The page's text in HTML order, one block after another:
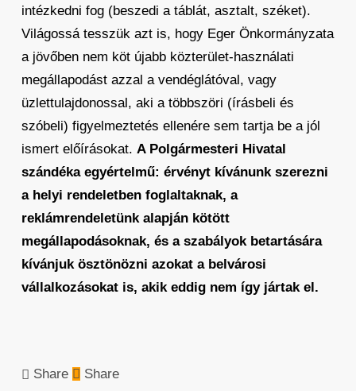
intézkedni fog (beszedi a táblát, asztalt, széket).
Világossá tesszük azt is, hogy Eger Önkormányzata
a jövőben nem köt újabb közterület-használati
megállapodást azzal a vendéglátóval, vagy
üzlettulajdonossal, aki a többszöri (írásbeli és
szóbeli) figyelmeztetés ellenére sem tartja be a jól
ismert előírásokat. A Polgármesteri Hivatal
szándéka egyértelmű: érvényt kívánunk szerezni
a helyi rendeletben foglaltaknak, a
reklámrendeletünk alapján kötött
megállapodásoknak, és a szabályok betartására
kívánjuk ösztönözni azokat a belvárosi
vállalkozásokat is, akik eddig nem így jártak el.
Share Share